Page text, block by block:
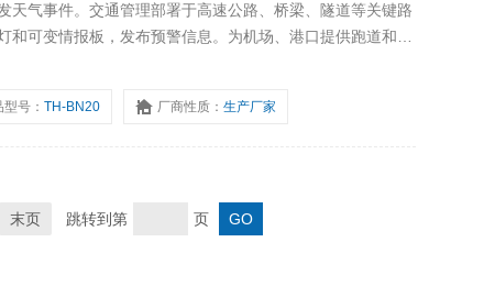
天气事件。交通管理部署于高速公路、桥梁、隧道等关键路
可变情报板，发布预警信息。为机场、港口提供跑道和航
型号：TH-BN20 厂商性质：生产厂家
末页 跳转到第 页